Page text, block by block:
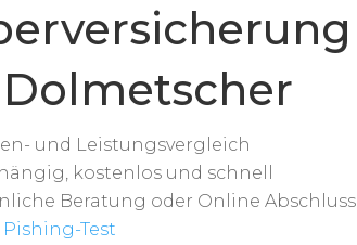
und Leistungsvergleich
kostenlos und schnell
Beratung oder Online Abschluss
Pishing-Test